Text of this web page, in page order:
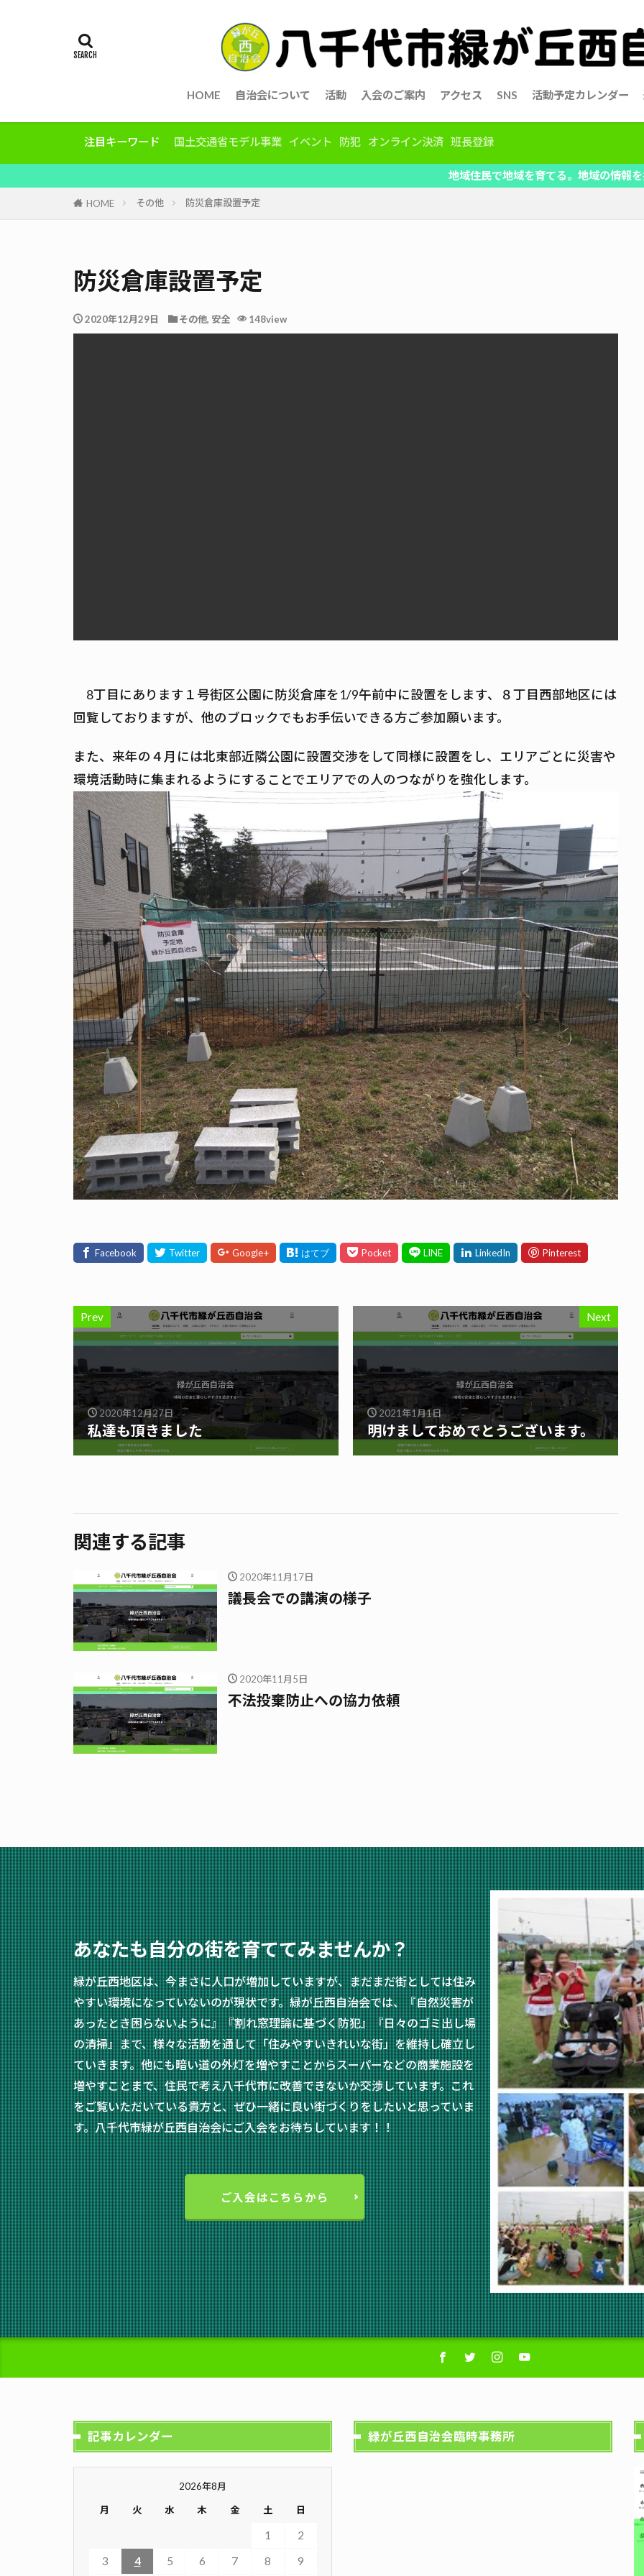
HOME 自治会について 活動 入会のご案内 アクセス SNS 活動予定カレンダー
注目キーワード 国土交通省モデル事業 イベント 防犯 オンライン決済 班長登録
地域住民で地域を育てる。地域の情報を共有、自治会
HOME その他 防災倉庫設置予定
防災倉庫設置予定
2020年12月29日 その他, 安全 148view
8丁目にあります１号街区公園に防災倉庫を1/9午前中に設置をします、８丁目西部地区には
回覧しておりますが、他のブロックでもお手伝いできる方ご参加願います。
また、来年の４月には北東部近隣公園に設置交渉をして同様に設置をし、エリアごとに災害や
環境活動時に集まれるようにすることでエリアでの人のつながりを強化します。
Prev
2020年12月27日
私達も頂きました
Next
2021年1月1日
明けましておめでとうございます。
関連する記事
2020年11月17日
議長会での講演の様子
2020年11月5日
不法投棄防止への協力依頼
あなたも自分の街を育ててみませんか？
緑が丘西地区は、今まさに人口が増加していますが、まだまだ街としては住み
やすい環境になっていないのが現状です。緑が丘西自治会では、『自然災害が
あったとき困らないように』『割れ窓理論に基づく防犯』『日々のゴミ出し場
の清掃』まで、様々な活動を通して「住みやすいきれいな街」を維持し確立し
ていきます。他にも暗い道の外灯を増やすことからスーパーなどの商業施設を
増やすことまで、住民で考え八千代市に改善できないか交渉しています。これ
をご覧いただいている貴方と、ぜひ一緒に良い街づくりをしたいと思っていま
す。八千代市緑が丘西自治会にご入会をお待ちしています！！
ご入会はこちらから
記事カレンダー
2026年8月
月 火 水 木 金 土 日
1
2
3
4 5 6 7 8 9
緑が丘西自治会臨時事務所